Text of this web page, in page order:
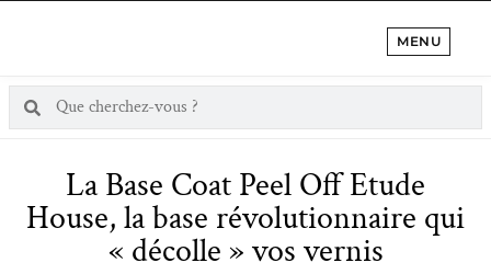
MENU
La Base Coat Peel Off Etude
House, la base révolutionnaire qui
« décolle » vos vernis